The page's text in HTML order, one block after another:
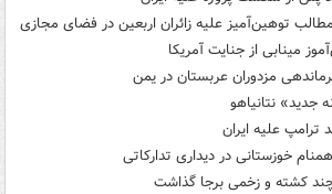
توهین‌آمیز علیه زائران اربعین در فضای مجازی
مینابی از جنایت آمریکا
مزدوران عربستان در یمن
جدید» نتانیاهو
ترامپ علیه ایران
خوزستانی در دیداری تدارکاتی
کشته و زخمی برجا گذاشت